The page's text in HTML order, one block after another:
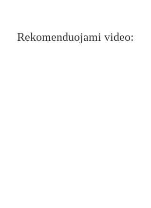
Rekomenduojami video: